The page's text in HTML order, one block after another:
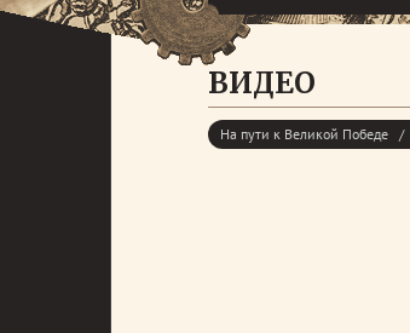
ВИДЕО
На пути к Великой Победе